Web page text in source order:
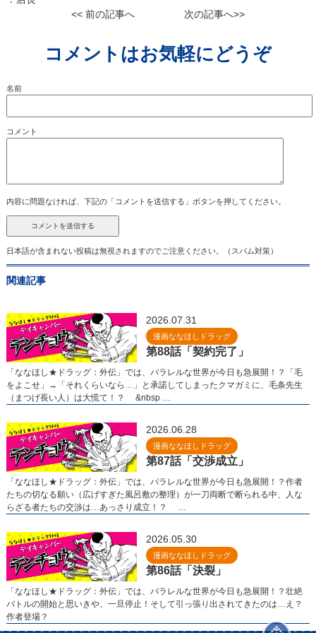
<< 前の記事へ
次の記事へ>>
コメントはお気軽にどうぞ
名前
コメント
内容に問題なければ、下記の「コメントを送信する」ボタンを押してください。
日本語が含まれない投稿は無視されますのでご注意ください。（スパム対策）
関連記事
2026.07.31
漫画ななほしドラッグ
第88話「契約完了」
「ななほし★ドラッグ：外伝」では、パラレルな世界が今日も急展開！？「毛
をよこせ」→「それくらいなら…」と承諾してしまったクマガミに、毛条先生
（まつげ長い人）は大慌て！？ &nbsp …
2026.06.28
漫画ななほしドラッグ
第87話「交渉成立」
「ななほし★ドラッグ：外伝」では、パラレルな世界が今日も急展開！？作者
たちの切なる願い（広げすぎた風呂敷の整理）が一刀両断で断られる中、人な
らざる者たちの交渉は…あっさり成立！？ …
2026.05.30
漫画ななほしドラッグ
第86話「決裂」
「ななほし★ドラッグ：外伝」では、パラレルな世界が今日も急展開！？壮絶
バトルの開始と思いきや、一旦停止！そして引っ張り出されてきたのは…え？
作者登場？